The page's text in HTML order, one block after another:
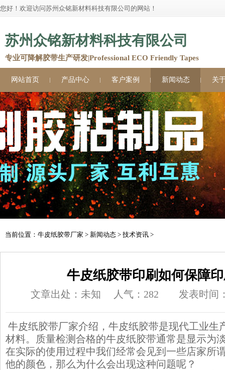
您好！欢迎访问苏州众铭新材料科技有限公司的网站！
苏州众铭新材料科技有限公司
专业可降解胶带生产研发|Professional ECO Friendly Tapes
网站首页 产品中心 客户案例 新闻动态 关
当前位置： 牛皮纸胶带厂家 > 新闻动态 > 技术资讯 >
牛皮纸胶带印刷如何保障
文章出处：未知 人气： 282 发表时间
牛皮纸胶带厂家介绍，牛皮纸胶带是现代工业生
材料。质量检测合格的牛皮纸胶带通常是显示为
在实际的使用过程中我们经常会见到一些店家所
他的颜色，那么为什么会出现这种问题呢？